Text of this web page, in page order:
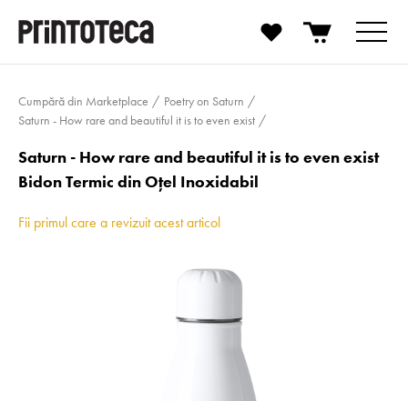
Cumpără din Marketplace
Poetry on Saturn
Saturn - How rare and beautiful it is to even exist
Saturn - How rare and beautiful it is to even exist
Bidon Termic din Oțel Inoxidabil
Fii primul care a revizuit acest articol